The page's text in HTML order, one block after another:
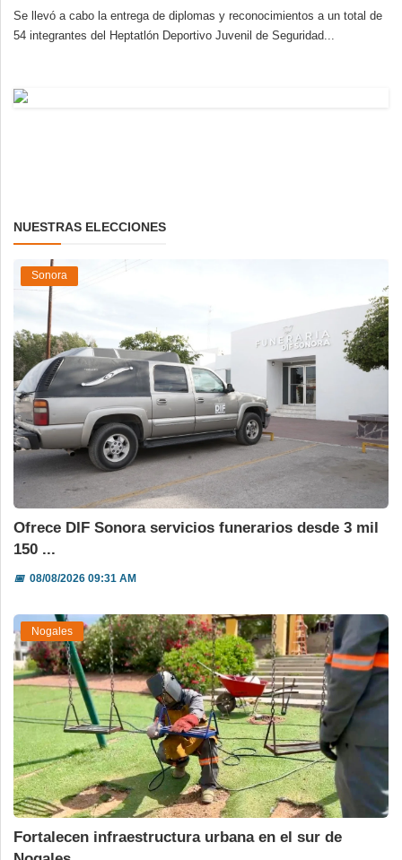
Se llevó a cabo la entrega de diplomas y reconocimientos a un total de
54 integrantes del Heptatlón Deportivo Juvenil de Seguridad...
NUESTRAS ELECCIONES
Sonora
Ofrece DIF Sonora servicios funerarios desde 3 mil
150 ...
📅08/08/2026 09:31 AM
Nogales
Fortalecen infraestructura urbana en el sur de